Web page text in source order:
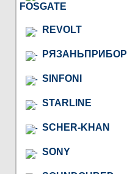
FOSGATE
REVOLT
РЯЗАНЬПРИБОР
SINFONI
STARLINE
SCHER-KHAN
SONY